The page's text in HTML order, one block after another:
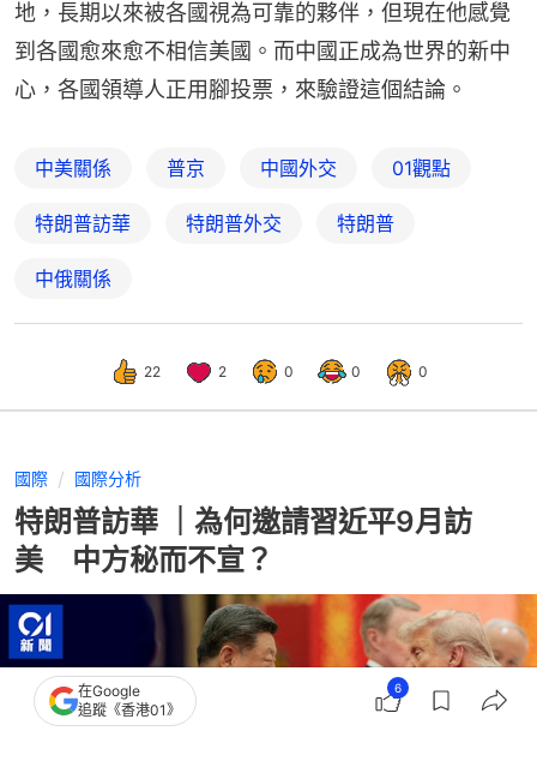
地，長期以來被各國視為可靠的夥伴，但現在他感覺
到各國愈來愈不相信美國。而中國正成為世界的新中
心，各國領導人正用腳投票，來驗證這個結論。
中美關係 普京 中國外交 01觀點
特朗普訪華 特朗普外交 特朗普
中俄關係
22 2 0 0 0
國際 國際分析
特朗普訪華 ｜為何邀請習近平9月訪
美 中方秘而不宣？
在Google
追蹤《香港01》
6